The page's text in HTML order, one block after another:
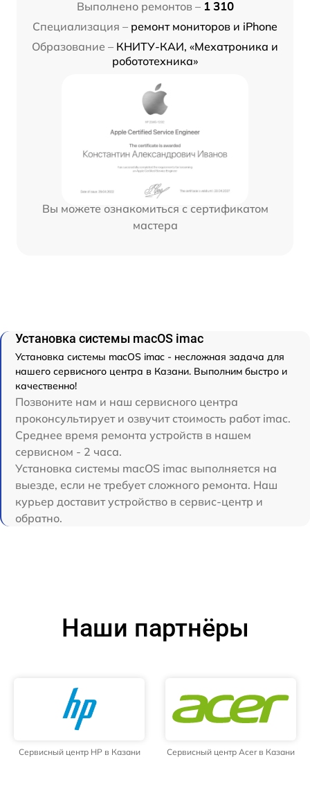
Выполнено ремонтов – 1 310
Специализация – ремонт мониторов и iPhone
Образование – КНИТУ-КАИ, «Мехатроника и
робототехника»
Вы можете ознакомиться с сертификатом
мастера
Установка системы macOS imac
Установка системы macOS imac - несложная задача для
нашего сервисного центра в Казани. Выполним быстро и
качественно!
Позвоните нам и наш сервисного центра
проконсультирует и озвучит стоимость работ imac.
Среднее время ремонта устройств в нашем
сервисном - 2 часа.
Установка системы macOS imac выполняется на
выезде, если не требует сложного ремонта. Наш
курьер доставит устройство в сервис-центр и
обратно.
Наши партнёры
Сервисный центр HP в Казани Сервисный центр Acer в Казани